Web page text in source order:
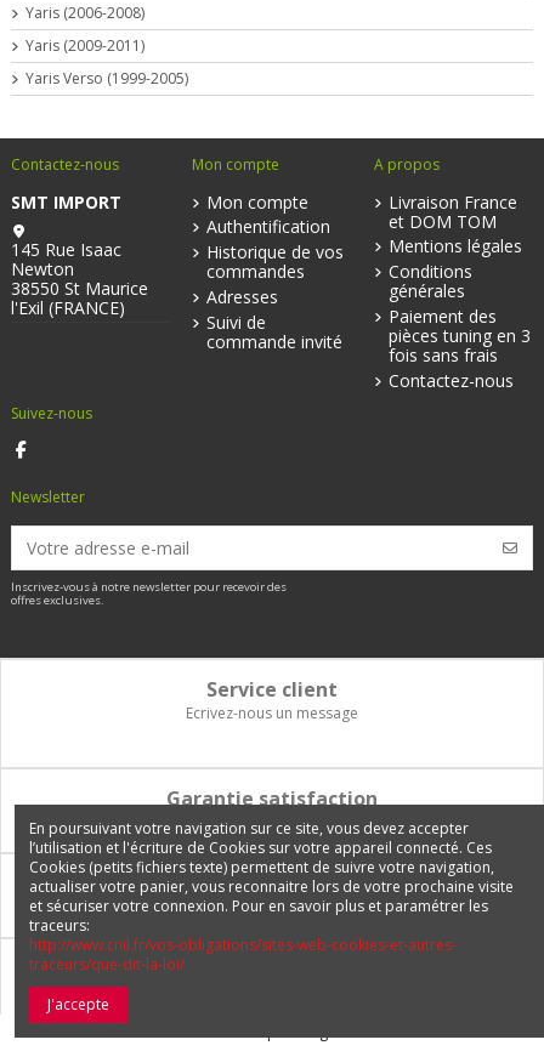
Yaris (2006-2008)
Yaris (2009-2011)
Yaris Verso (1999-2005)
Contactez-nous
SMT IMPORT
145 Rue Isaac
Newton
38550 St Maurice
l'Exil (FRANCE)
Mon compte
Mon compte
Authentification
Historique de vos
commandes
Adresses
Suivi de
commande invité
A propos
Livraison France
et DOM TOM
Mentions légales
Conditions
générales
Paiement des
pièces tuning en 3
fois sans frais
Contactez-nous
Suivez-nous
Newsletter
Inscrivez-vous à notre newsletter pour recevoir des
offres exclusives.
Service client
Ecrivez-nous un message
Garantie satisfaction
Vous disposez de 14 jours pour changer d'avis et être remboursé
Paiement 100% sécurisé
Carte bancaire, PayPal, 3 fois sans frais, virement bancaire
Livraison Internationale
Expédition en France, en Europe et vers tous les DOM-TOM
En poursuivant votre navigation sur ce site, vous devez accepter
l’utilisation et l'écriture de Cookies sur votre appareil connecté. Ces
Cookies (petits fichiers texte) permettent de suivre votre navigation,
actualiser votre panier, vous reconnaitre lors de votre prochaine visite
et sécuriser votre connexion. Pour en savoir plus et paramétrer les
traceurs:
http://www.cnil.fr/vos-obligations/sites-web-cookies-et-autres-
traceurs/que-dit-la-loi/
J'accepte